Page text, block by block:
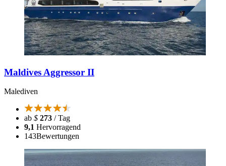
Maldives Aggressor II
Malediven
ab $ 273 / Tag
9,1 Hervorragend
143Bewertungen